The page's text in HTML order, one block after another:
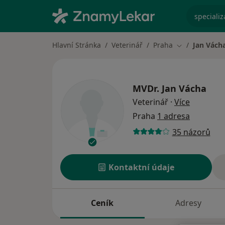
Hlavní Stránka Veterinář Praha Změna města
Jan
MVDr. Jan Vácha
Veterinář · Více
Praha 1 adresa
35 názorů
Kontaktní údaje
Ceník Adresy